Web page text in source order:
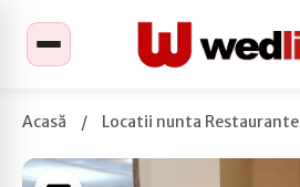
Acasă / Locatii nunta Restaurante